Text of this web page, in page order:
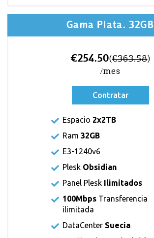
Gama Plata. 32GB
€254.50(€363.58)
/mes
Contratar
Espacio 2x2TB
Ram 32GB
E3-1240v6
Plesk Obsidian
Panel Plesk Ilimitados
100Mbps Transferencia
ilimitada
DataCenter Suecia